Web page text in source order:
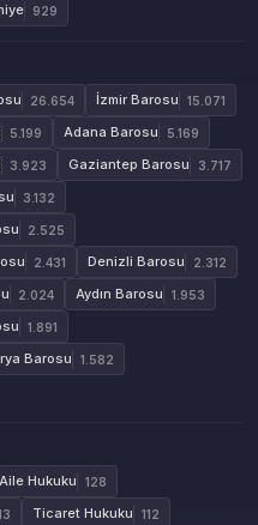
929
26.654 İzmir Barosu 15.071
5.199 Adana Barosu 5.169
3.923 Gaziantep Barosu 3.717
3.132
2.525
2.431 Denizli Barosu 2.312
2.024 Aydın Barosu 1.953
1.891
Barosu 1.582
Aile Hukuku 128
Ticaret Hukuku 112